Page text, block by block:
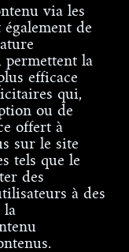
via les
de
permettent la
efficace
qui,
ou de
offert à
sur le site
tels que le
des
à des
la